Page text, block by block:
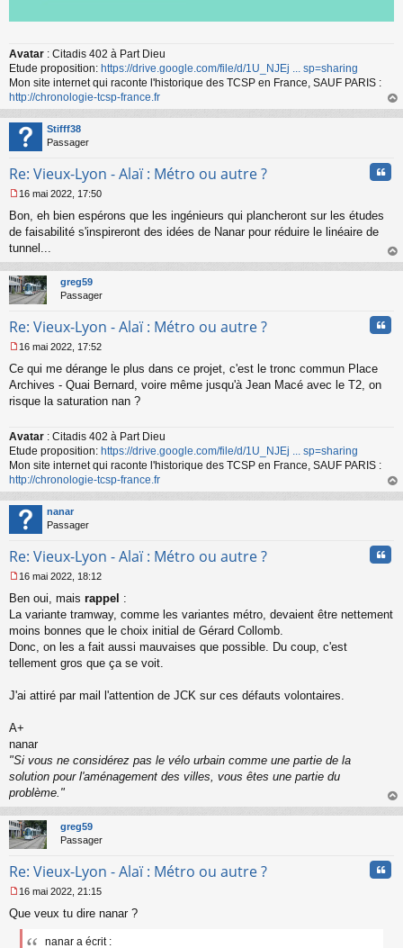
Avatar : Citadis 402 à Part Dieu
Etude proposition: https://drive.google.com/file/d/1U_NJEj ... sp=sharing
Mon site internet qui raconte l'historique des TCSP en France, SAUF PARIS :
http://chronologie-tcsp-france.fr
au
Stifff38
Passager
Re: Vieux-Lyon - Alaï : Métro ou autre ?
e
s
s
g
e
n
n
u
16 mai 2022, 17:50
Bon, eh bien espérons que les ingénieurs qui plancheront sur les études
de faisabilité s'inspireront des idées de Nanar pour réduire le linéaire de
tunnel...
au
greg59
Passager
Re: Vieux-Lyon - Alaï : Métro ou autre ?
e
s
s
e
n
o
n
l
u
16 mai 2022, 17:52
Ce qui me dérange le plus dans ce projet, c'est le tronc commun Place
Archives - Quai Bernard, voire même jusqu'à Jean Macé avec le T2, on
risque la saturation nan ?
Avatar : Citadis 402 à Part Dieu
Etude proposition: https://drive.google.com/file/d/1U_NJEj ... sp=sharing
Mon site internet qui raconte l'historique des TCSP en France, SAUF PARIS :
http://chronologie-tcsp-france.fr
au
nanar
Passager
Re: Vieux-Lyon - Alaï : Métro ou autre ?
e
s
s
g
e
o
u
16 mai 2022, 18:12
Ben oui, mais rappel :
La variante tramway, comme les variantes métro, devaient être nettement
moins bonnes que le choix initial de Gérard Collomb.
Donc, on les a fait aussi mauvaises que possible. Du coup, c'est
tellement gros que ça se voit.
J'ai attiré par mail l'attention de JCK sur ces défauts volontaires.
A+
nanar
"Si vous ne considérez pas le vélo urbain comme une partie de la
solution pour l'aménagement des villes, vous êtes une partie du
problème."
au
greg59
Passager
Re: Vieux-Lyon - Alaï : Métro ou autre ?
e
s
16 mai 2022, 21:15
Que veux tu dire nanar ?
nanar a écrit :